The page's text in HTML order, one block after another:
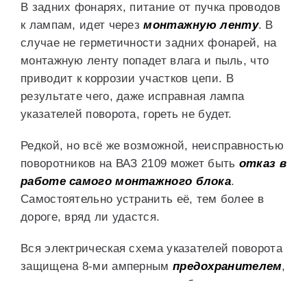
В задних фонарях, питание от пучка проводов
к лампам, идет черезмонтажную ленту. В
случае не герметичности задних фонарей, на
монтажную ленту попадет влага и пыль, что
приводит к коррозии участков цепи. В
результате чего, даже исправная лампа
указателей поворота, гореть не будет.
Редкой, но всё же возможной, неисправностью
поворотников на ВАЗ 2109 может быть отказ в
работе самого монтажного блока.
Самостоятельно устранить её, тем более в
дороге, вряд ли удастся.
Вся электрическая схема указателей поворота
защищена 8-ми амперным предохранителем,